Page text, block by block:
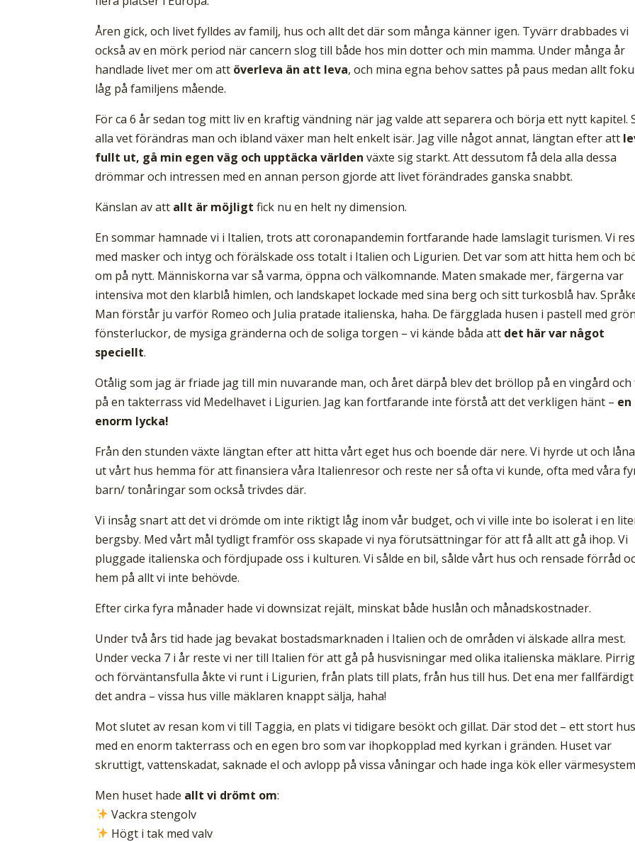
Åren gick, och livet fylldes av familj, hus och allt det där som många känner igen. Tyvärr drabbades vi
också av en mörk period när cancern slog till både hos min dotter och min mamma. Under många år
handlade livet mer om att överleva än att leva, och mina egna behov sattes på paus medan allt
låg på familjens mående.
För ca 6 år sedan tog mitt liv en kraftig vändning när jag valde att separera och börja ett nytt kapitel.
alla vet förändras man och ibland växer man helt enkelt isär. Jag ville något annat, längtan efter att
fullt ut, gå min egen väg och upptäcka världen växte sig starkt. Att dessutom få dela alla dessa
drömmar och intressen med en annan person gjorde att livet förändrades ganska snabbt.
Känslan av att allt är möjligt fick nu en helt ny dimension.
En sommar hamnade vi i Italien, trots att coronapandemin fortfarande hade lamslagit turismen. Vi
med masker och intyg och förälskade oss totalt i Italien och Ligurien. Det var som att hitta hem och
om på nytt. Människorna var så varma, öppna och välkomnande. Maten smakade mer, färgerna var
intensiva mot den klarblå himlen, och landskapet lockade med sina berg och sitt turkosblå hav.
Man förstår ju varför Romeo och Julia pratade italienska, haha. De färgglada husen i pastell med
fönsterluckor, de mysiga gränderna och de soliga torgen – vi kände båda att det här var något
speciellt.
Otålig som jag är friade jag till min nuvarande man, och året därpå blev det bröllop på en vingård
på en takterrass vid Medelhavet i Ligurien. Jag kan fortfarande inte förstå att det verkligen hänt – en
enorm lycka!
Från den stunden växte längtan efter att hitta vårt eget hus och boende där nere. Vi hyrde ut och
ut vårt hus hemma för att finansiera våra Italienresor och reste ner så ofta vi kunde, ofta med våra
barn/ tonåringar som också trivdes där.
Vi insåg snart att det vi drömde om inte riktigt låg inom vår budget, och vi ville inte bo isolerat i en
bergsby. Med vårt mål tydligt framför oss skapade vi nya förutsättningar för att få allt att gå ihop. Vi
pluggade italienska och fördjupade oss i kulturen. Vi sålde en bil, sålde vårt hus och rensade förråd
hem på allt vi inte behövde.
Efter cirka fyra månader hade vi downsizat rejält, minskat både huslån och månadskostnader.
Under två års tid hade jag bevakat bostadsmarknaden i Italien och de områden vi älskade allra mest.
Under vecka 7 i år reste vi ner till Italien för att gå på husvisningar med olika italienska mäklare.
och förväntansfulla åkte vi runt i Ligurien, från plats till plats, från hus till hus. Det ena mer fallfärdigt
det andra – vissa hus ville mäklaren knappt sälja, haha!
Mot slutet av resan kom vi till Taggia, en plats vi tidigare besökt och gillat. Där stod det – ett stort hus
med en enorm takterrass och en egen bro som var ihopkopplad med kyrkan i gränden. Huset var
skruttigt, vattenskadat, saknade el och avlopp på vissa våningar och hade inga kök eller
Men huset hade allt vi drömt om:
Vackra stengolv
Högt i tak med valv